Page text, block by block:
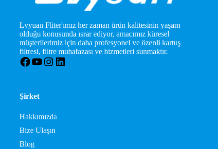
Lvyuan Fliter'ımız her zaman ürün kalitesinin yaşam
olduğu konusunda ısrar ediyor, amacımız küresel
müşterilerimiz için daha profesyonel ve özenli kartuş
filtresi, filtre muhafazası ve hizmetleri sunmaktır.
Facebook
YouTube
Instagram
LinkedIn
Şirket
Hakkımızda
Bize Ulaşın
Blog